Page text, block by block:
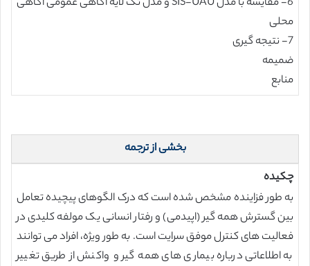
محلی
7- نتیجه گیری
ضمیمه
منابع
بخشی از ترجمه
چکیده
به طور فزاینده مشخص شده است که درک الگوهای پیچیده تعامل
بین گسترش همه گیر (اپیدمی) و رفتار انسانی یک مولفه کلیدی در
فعالیت های کنترل موفق سرایت است. به طور ویژه، افراد می توانند
به اطلاعاتی درباره بیماری های همه گیر و واکنش از طریق تغییر